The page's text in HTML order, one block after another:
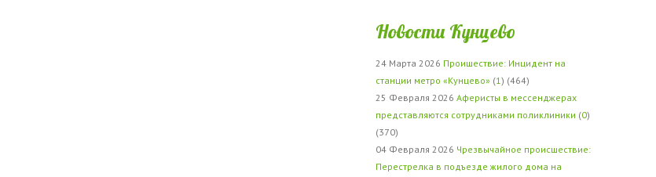
Новости Кунцево
24 Марта 2026 Проишествие: Инцидент на
станции метро «Кунцево» (1) (464)
25 Февраля 2026 Аферисты в мессенджерах
представляются сотрудниками поликлиники (0)
(370)
04 Февраля 2026 Чрезвычайное происшествие:
Перестрелка в подъезде жилого дома на